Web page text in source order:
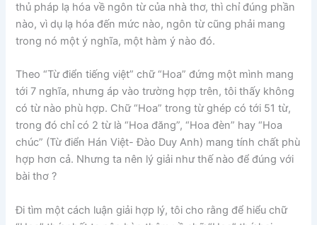
thủ pháp lạ hóa về ngôn từ của nhà thơ, thì chỉ đúng phần
nào, vì dụ lạ hóa đến mức nào, ngôn từ cũng phải mang
trong nó một ý nghĩa, một hàm ý nào đó.
Theo “Từ điển tiếng việt” chữ “Hoa” đứng một mình mang
tới 7 nghĩa, nhưng áp vào trường hợp trên, tôi thấy không
có từ nào phù hợp. Chữ “Hoa” trong từ ghép có tới 51 từ,
trong đó chỉ có 2 từ là “Hoa đăng”, “Hoa đèn” hay “Hoa
chúc” (Từ điển Hán Việt- Đào Duy Anh) mang tính chất phù
hợp hơn cả. Nhưng ta nên lý giải như thế nào để đúng với
bài thơ ?
Đi tìm một cách luận giải hợp lý, tôi cho rằng để hiểu chữ